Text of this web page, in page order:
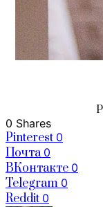
0 Shares
Pinterest 0
Почта 0
ВКонтакте 0
Telegram 0
Reddit 0